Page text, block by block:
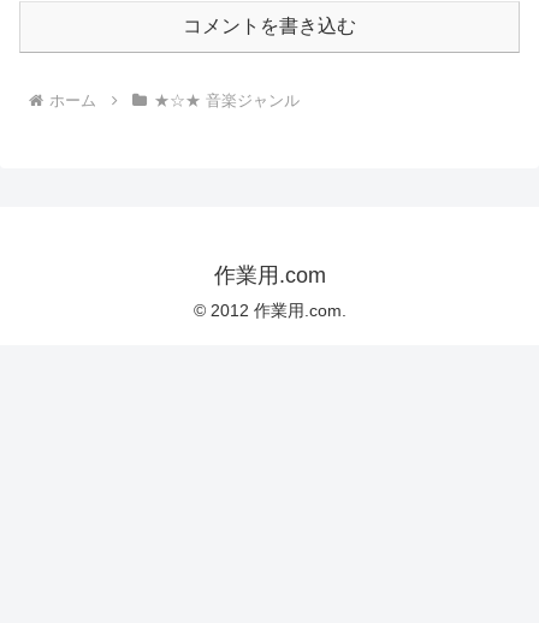
コメントを書き込む
ホーム ★☆★ 音楽ジャンル
作業用.com
© 2012 作業用.com.